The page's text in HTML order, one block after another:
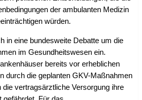
der ambulanten Medizin
würden.
in eine bundesweite Debatte um die
im Gesundheitswesen ein.
bereits vor erheblichen
durch die geplanten GKV-Maßnahmen
vertragsärztliche Versorgung ihre